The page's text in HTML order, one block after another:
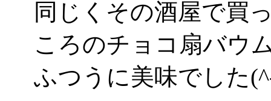
同じくその酒屋で買
ころのチョコ扇バウ
ふつうに美味でした